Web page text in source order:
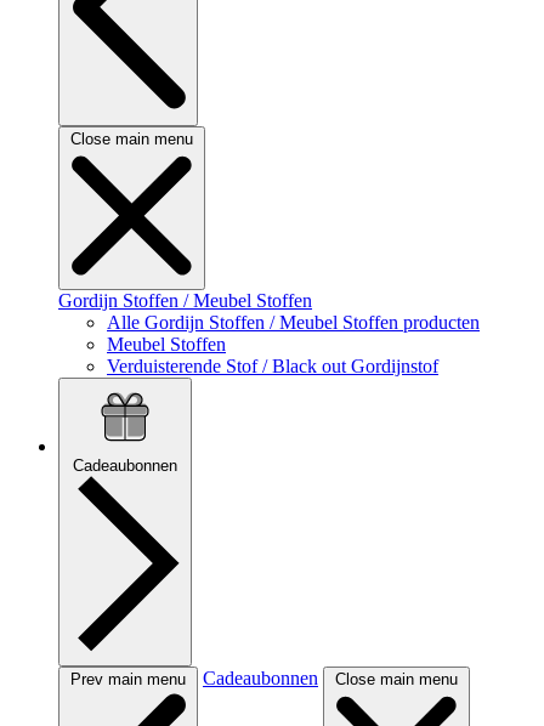
Close main menu
Gordijn Stoffen / Meubel Stoffen
Alle Gordijn Stoffen / Meubel Stoffen producten
Meubel Stoffen
Verduisterende Stof / Black out Gordijnstof
Cadeaubonnen
Prev main menu Cadeaubonnen Close main menu